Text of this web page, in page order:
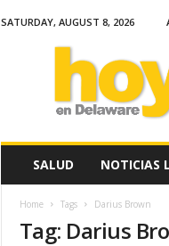
SATURDAY, AUGUST 8, 2026
SALUD NOTICIAS
Home Tags Darius Brown
Tag: Darius